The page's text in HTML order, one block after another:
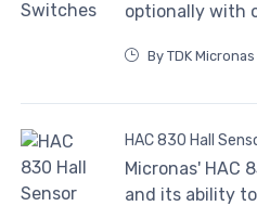
optionally with
By TDK Micronas
HAC 830 Hall
Micronas' HAC
and its ability